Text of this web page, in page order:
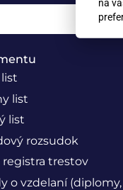
list
list
rozsudok
registra trestov
o vzdelaní
na